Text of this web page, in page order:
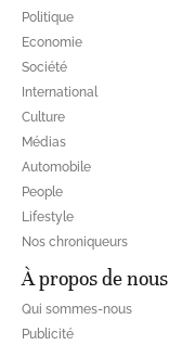
Politique
Economie
Société
International
Culture
Médias
Automobile
People
Lifestyle
Nos chroniqueurs
À propos de nous
Qui sommes-nous
Publicité